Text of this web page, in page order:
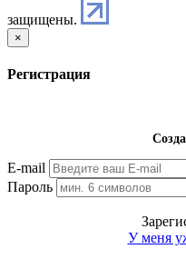
защищены.
×
Регистрация
E-mail
Пароль
У меня